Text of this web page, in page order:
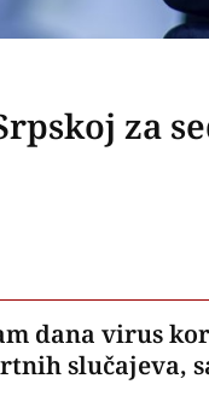
za
dana virus
slučajeva,